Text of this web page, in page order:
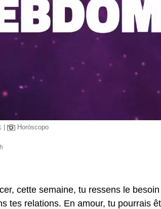
| Horóscopo
cette semaine, tu ressens le
tes relations. En amour, tu pourrais